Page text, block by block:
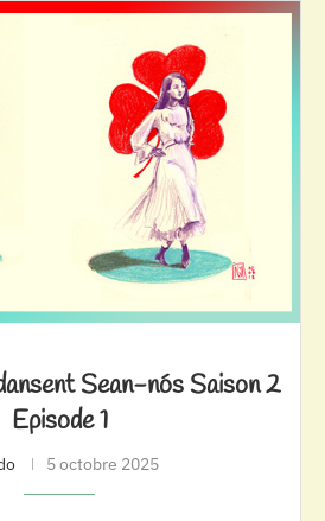
Sean-nós Saison 2
Episode 1
5 octobre 2025